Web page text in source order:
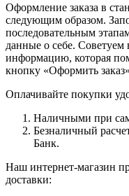
Оформление заказа в
следующим образом.
последовательным
данные о себе. Советуем
информацию, которая
кнопку «Оформить
Оплачивайте покупки
Наличными при
Безналичный
Банк.
Наш интернет-магазин
доставки: